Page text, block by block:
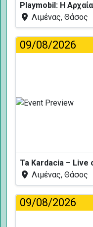
Playmobil: Η
Λιμένας, Θάσος
09/08/2026
Ta Kardacia – Live
Λιμένας, Θάσος
09/08/2026